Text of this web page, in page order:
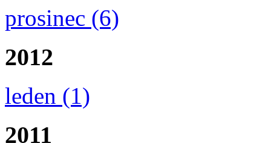
prosinec (6)
2012
leden (1)
2011